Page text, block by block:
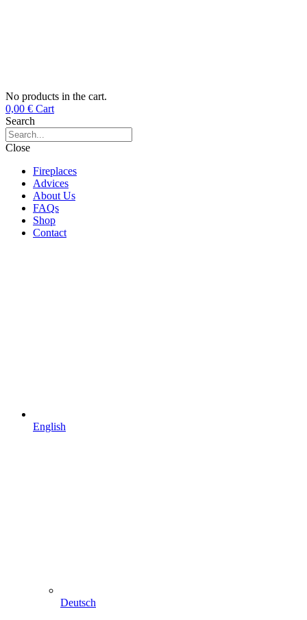
No products in the cart.
0,00 € Cart
Search
Close
Fireplaces
Advices
About Us
FAQs
Shop
Contact
English
Deutsch